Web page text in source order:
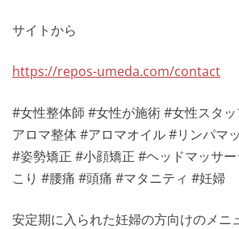
サイトから
https://repos-umeda.com/contact
#女性整体師 #女性が施術 #女性スタ
アロマ整体 #アロマオイル #リンパマ
#姿勢矯正 #小顔矯正 #ヘッドマッサ
こり #腰痛 #頭痛 #マタニティ #妊婦
安定期に入られた妊婦の方向けのメニ